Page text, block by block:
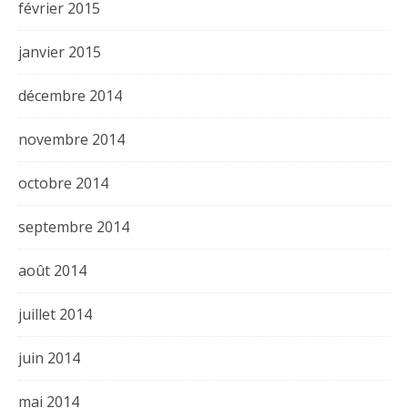
février 2015
janvier 2015
décembre 2014
novembre 2014
octobre 2014
septembre 2014
août 2014
juillet 2014
juin 2014
mai 2014